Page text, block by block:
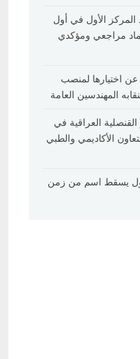
الأول في أول
مراجعي ومؤكدي
عن اختيارها لمنصب
المهندسين العامة
العراقية في
الأكاديمي والطبي
يسقط اسم من زمن